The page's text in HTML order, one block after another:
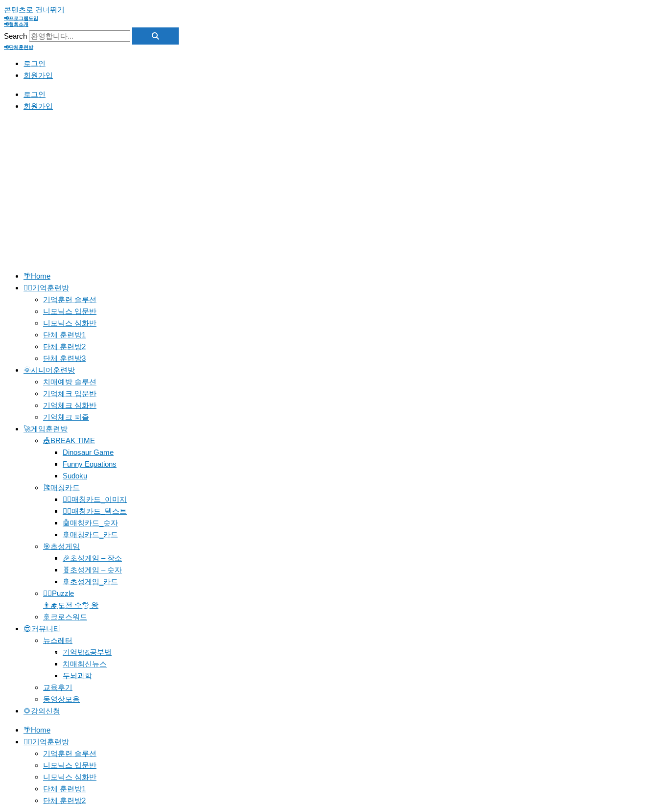
콘텐츠로 건너뛰기
📢프로그램도입
📢협회소개
Search
📢단체훈련방
로그인
회원가입
로그인
회원가입
🌴Home
🐱‍🚀기억훈련방
기억훈련 솔루션
니모닉스 입문반
니모닉스 심화반
단체 훈련방1
단체 훈련방2
단체 훈련방3
🌞시니어훈련방
치매예방 솔루션
기억체크 입문반
기억체크 심화반
기억체크 퍼즐
🚀게임훈련방
🎪BREAK TIME
Dinosaur Game
Funny Equations
Sudoku
🎏매칭카드
🐱‍🚀매칭카드_이미지
🐱‍👓매칭카드_텍스트
🤖매칭카드_숫자
🚢매칭카드_카드
🎯초성게임
🎉초성게임 – 장소
🧬초성게임 – 숫자
🚢초성게임_카드
🧗‍♀️Puzzle
👨‍🎓도전 수학 왕
🚢크로스워드
😎커뮤니티
뉴스레터
기억법&공부법
치매최신뉴스
두뇌과학
교육후기
동영상모음
🌻강의신청
🌴Home
🐱‍🚀기억훈련방
기억훈련 솔루션
니모닉스 입문반
니모닉스 심화반
단체 훈련방1
단체 훈련방2
페북
밴드
문의